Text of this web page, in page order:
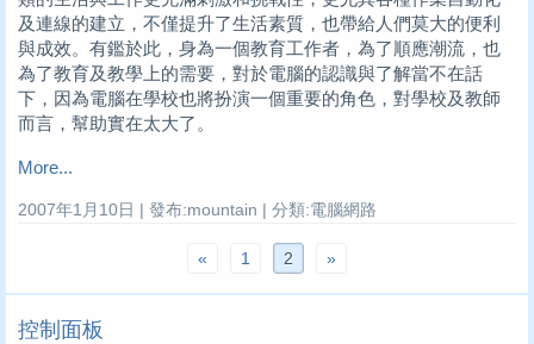
及連線的建立，不僅提升了生活素質，也帶給人們莫大的便利
與成效。有鑑於此，身為一個教育工作者，為了順應潮流，也
為了教育及教學上的需要，對於電腦的認識與了解當不在話
下，因為電腦在學校也將扮演一個重要的角色，對學校及教師
而言，幫助實在太大了。
More...
2007年1月10日 | 發布:mountain | 分類:電腦網路
« 1 2 »
控制面板